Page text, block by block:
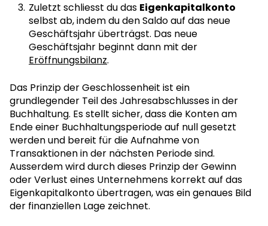
Zuletzt schliesst du das Eigenkapitalkonto
selbst ab, indem du den Saldo auf das neue
Geschäftsjahr überträgst. Das neue
Geschäftsjahr beginnt dann mit der
Eröffnungsbilanz.
Das Prinzip der Geschlossenheit ist ein
grundlegender Teil des Jahresabschlusses in der
Buchhaltung. Es stellt sicher, dass die Konten am
Ende einer Buchhaltungsperiode auf null gesetzt
werden und bereit für die Aufnahme von
Transaktionen in der nächsten Periode sind.
Ausserdem wird durch dieses Prinzip der Gewinn
oder Verlust eines Unternehmens korrekt auf das
Eigenkapitalkonto übertragen, was ein genaues Bild
der finanziellen Lage zeichnet.